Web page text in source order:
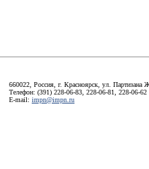
660022, Россия, г. Красноярск, ул. Партизана
Телефон: (391) 228-06-83, 228-06-81, 228-06-62
E-mail: impn@impn.ru